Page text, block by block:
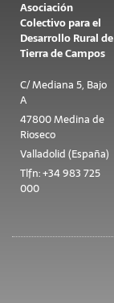
Asociación
Colectivo para el
Desarrollo Rural de
Tierra de Campos
C/ Mediana 5, Bajo
A
47800 Medina de
Rioseco
Valladolid (España)
Tlfn: +34 983 725
000